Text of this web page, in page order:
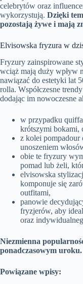
celebrytów oraz
wykorzystują. Dzięki
pozostają żywe i mają
Elvisowska fryzura w
Fryzury zainspirowane
wciąż mają duży wpływ
nawiązać do estetyki lat
rolla. Współczesne
dodając im nowoczesne
w przypadku
krótszymi bokami,
z kolei pompadour
unoszeniem
obie te fryzury
pomad lub żeli,
elvisowska
komponuje się
outfitami,
panowie
fryzjerów, aby
oraz
Niezmienna
ponadczasowym uroku.
Powiązane wpisy: